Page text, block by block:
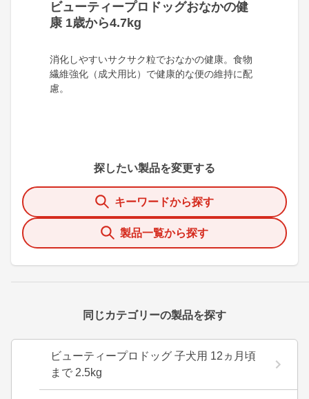
ビューティープロドッグおなかの健
康 1歳から4.7kg
消化しやすいサクサク粒でおなかの健康。食物
繊維強化（成犬用比）で健康的な便の維持に配
慮。
探したい製品を変更する
キーワードから探す
製品一覧から探す
同じカテゴリーの製品を探す
ビューティープロドッグ 子犬用 12ヵ月頃
まで 2.5kg